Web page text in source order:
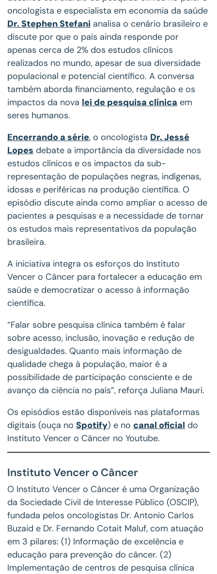
oncologista e especialista em economia da saúde
Dr. Stephen Stefani analisa o cenário brasileiro e
discute por que o país ainda responde por
apenas cerca de 2% dos estudos clínicos
realizados no mundo, apesar de sua diversidade
populacional e potencial científico. A conversa
também aborda financiamento, regulação e os
impactos da nova lei de pesquisa clínica em
seres humanos.
Encerrando a série, o oncologista Dr. Jessé
Lopes debate a importância da diversidade nos
estudos clínicos e os impactos da sub-
representação de populações negras, indígenas,
idosas e periféricas na produção científica. O
episódio discute ainda como ampliar o acesso de
pacientes a pesquisas e a necessidade de tornar
os estudos mais representativos da população
brasileira.
A iniciativa integra os esforços do Instituto
Vencer o Câncer para fortalecer a educação em
saúde e democratizar o acesso à informação
científica.
“Falar sobre pesquisa clínica também é falar
sobre acesso, inclusão, inovação e redução de
desigualdades. Quanto mais informação de
qualidade chega à população, maior é a
possibilidade de participação consciente e de
avanço da ciência no país”, reforça Juliana Mauri.
Os episódios estão disponíveis nas plataformas
digitais (ouça no Spotify) e no canal oficial do
Instituto Vencer o Câncer no Youtube.
Instituto Vencer o Câncer
O Instituto Vencer o Câncer é uma Organização
da Sociedade Civil de Interesse Público (OSCIP),
fundada pelos oncologistas Dr. Antonio Carlos
Buzaid e Dr. Fernando Cotait Maluf, com atuação
em 3 pilares: (1) Informação de excelência e
educação para prevenção do câncer. (2)
Implementação de centros de pesquisa clínica